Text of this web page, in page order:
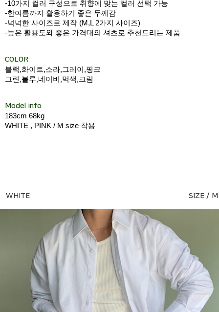
-10가지 컬러 구성으로 취향에 맞는 컬러 선택 가능
-한여름까지 활용하기 좋은 두께감
-넉넉한 사이즈로 제작 (M,L 2가지 사이즈)
-높은 활용도와 좋은 가격대의 셔츠로 추천드리는 제품
COLOR
블랙,화이트,소라,그레이,핑크
그린,블루,네이비,먹색,크림
Model info
183cm 68kg
WHITE , PINK / M size 착용
WHITE SIZE / M